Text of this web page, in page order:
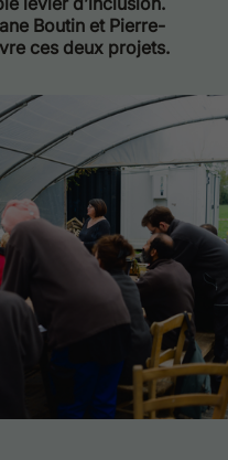
Boutin etPierre-
ces deux projets.